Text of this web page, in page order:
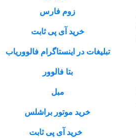
زوم فارس
خرید آی پی ثابت
تبلیغات در اینستاگرام فالووریاب
بتا فالوور
مبل
خرید موتور براشلس
خرید آی پی ثابت